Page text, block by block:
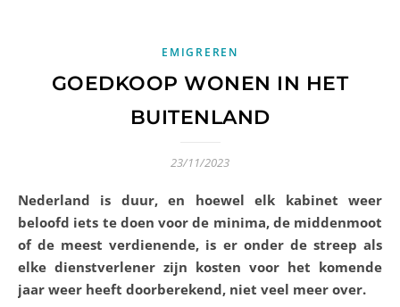
EMIGREREN
GOEDKOOP WONEN IN HET
BUITENLAND
23/11/2023
Nederland is duur, en hoewel elk kabinet weer
beloofd iets te doen voor de minima, de middenmoot
of de meest verdienende, is er onder de streep als
elke dienstverlener zijn kosten voor het komende
jaar weer heeft doorberekend, niet veel meer over.